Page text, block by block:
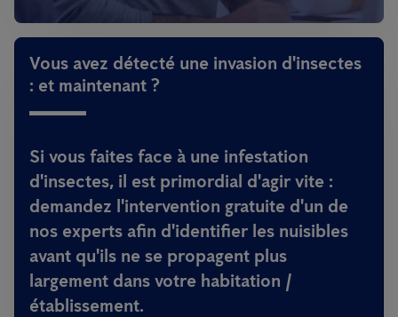
Vous avez détecté une invasion d'insectes
: et maintenant ?
Si vous faites face à une infestation
d'insectes, il est primordial d'agir vite :
demandez l'intervention gratuite d'un de
nos experts afin d'identifier les nuisibles
avant qu'ils ne se propagent plus
largement dans votre habitation /
établissement.